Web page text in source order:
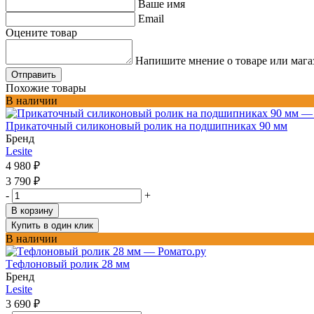
Ваше имя
Email
Оцените товар
Напишите мнение о товаре или
Отправить
Похожие товары
В наличии
Прикаточный силиконовый ролик на подшипниках 90 мм
Бренд
Lesite
4 980 ₽
3 790 ₽
-
+
В корзину
Купить в один клик
В наличии
Tефлоновый ролик 28 мм
Бренд
Lesite
3 690 ₽